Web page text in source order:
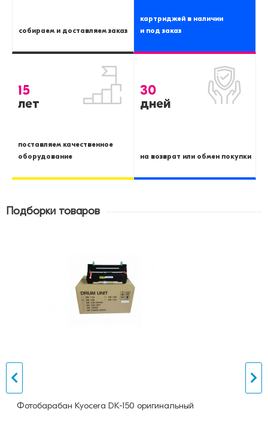
собираем и доставляем заказ
картриджей в наличии
и под заказ
15
лет
поставляем качественное
оборудование
30
дней
на возврат или обмен покупки
Подборки товаров
Фотобарабан Kyocera DK-150 оригинальный